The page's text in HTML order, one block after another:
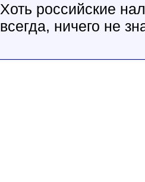
Хоть российские
всегда, ничего не